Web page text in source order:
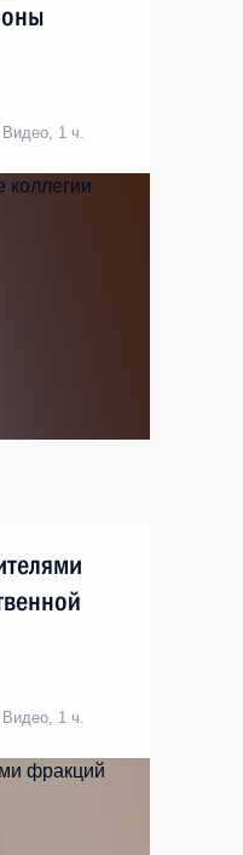
Видео, 1 ч.
Видео, 1 ч.